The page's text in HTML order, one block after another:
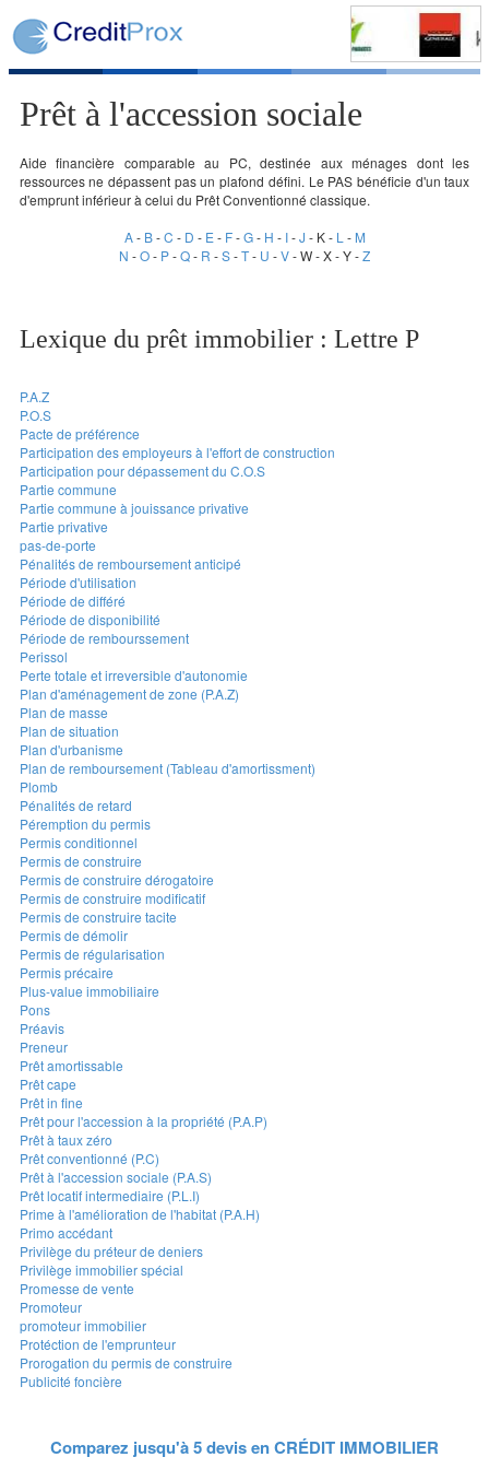
Prêt à l'accession sociale
Aide financière comparable au PC, destinée aux ménages dont les
ressources ne dépassent pas un plafond défini. Le PAS bénéficie d'un taux
d'emprunt inférieur à celui du Prêt Conventionné classique.
A- B-C - D - E - F-G- H - I-J - K - L - M
N -O- P-Q- R -S-T- U -V- W - X - Y -Z
Lexique du prêt immobilier : Lettre P
P.A.Z
P.O.S
Pacte de préférence
Participation des employeurs à l'effort de construction
Participation pour dépassement du C.O.S
Partie commune
Partie commune à jouissance privative
Partie privative
pas-de-porte
Pénalités de remboursement anticipé
Période d'utilisation
Période de différé
Période de disponibilité
Période de rembourssement
Perissol
Perte totale et irreversible d'autonomie
Plan d'aménagement de zone (P.A.Z)
Plan de masse
Plan de situation
Plan d'urbanisme
Plan de remboursement (Tableau d'amortissment)
Plomb
Pénalités de retard
Péremption du permis
Permis conditionnel
Permis de construire
Permis de construire dérogatoire
Permis de construire modificatif
Permis de construire tacite
Permis de démolir
Permis de régularisation
Permis précaire
Plus-value immobiliaire
Pons
Préavis
Preneur
Prêt amortissable
Prêt cape
Prêt in fine
Prêt pour l'accession à la propriété (P.A.P)
Prêt à taux zéro
Prêt conventionné (P.C)
Prêt à l'accession sociale (P.A.S)
Prêt locatif intermediaire (P.L.I)
Prime à l'amélioration de l'habitat (P.A.H)
Primo accédant
Privilège du préteur de deniers
Privilège immobilier spécial
Promesse de vente
Promoteur
promoteur immobilier
Protéction de l'emprunteur
Prorogation du permis de construire
Publicité foncière
Comparez jusqu'à 5 devis enCRÉDIT IMMOBILIER